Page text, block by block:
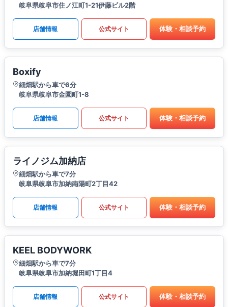
岐阜県岐阜市住ノ江町1-21伊藤ビル2階
店舗情報 公式サイト 体験・相談予約
Boxify
細畑駅から車で6分
岐阜県岐阜市金園町1-8
店舗情報 公式サイト 体験・相談予約
ライノジム加納店
細畑駅から車で7分
岐阜県岐阜市加納南陽町2丁目42
店舗情報 公式サイト 体験・相談予約
KEEL BODYWORK
細畑駅から車で7分
岐阜県岐阜市加納堀田町1丁目4
店舗情報 公式サイト 体験・相談予約